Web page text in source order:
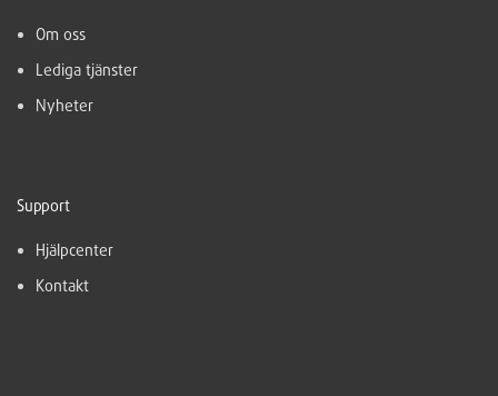
Om oss
Lediga tjänster
Nyheter
Support
Hjälpcenter
Kontakt